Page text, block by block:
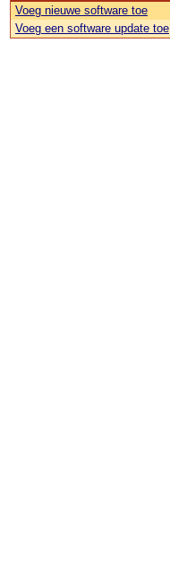
Voeg nieuwe software toe
Voeg een software update toe